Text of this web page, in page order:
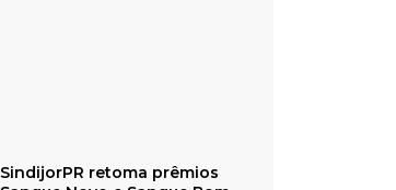
SindijorPR retoma prêmios